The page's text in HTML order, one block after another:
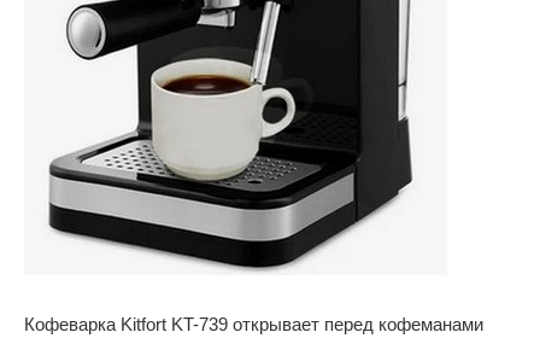
Кофеварка Kitfort KT-739 открывает перед кофеманами